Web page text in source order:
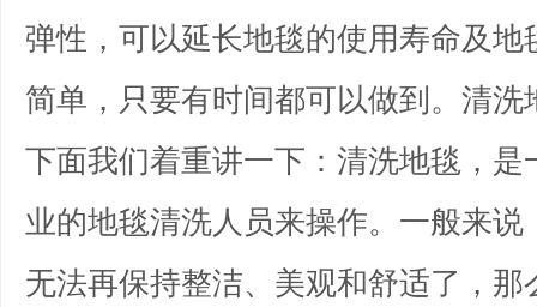
弹性，可以延长地毯的使用寿命及
简单，只要有时间都可以做到。清
下面我们着重讲一下：清洗地毯，
业的地毯清洗人员来操作。一般来
无法再保持整洁、美观和舒适了，